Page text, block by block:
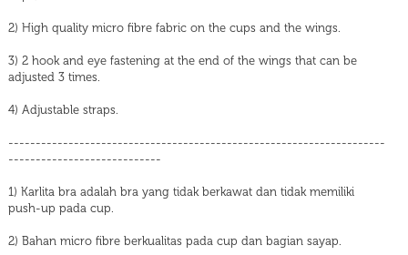
2) High quality micro fibre fabric on the cups and the wings.
3) 2 hook and eye fastening at the end of the wings that can be
adjusted 3 times.
4) Adjustable straps.
---------------------------------------------------------------------
----------------------------
1) Karlita bra adalah bra yang tidak berkawat dan tidak memiliki
push-up pada cup.
2) Bahan micro fibre berkualitas pada cup dan bagian sayap.